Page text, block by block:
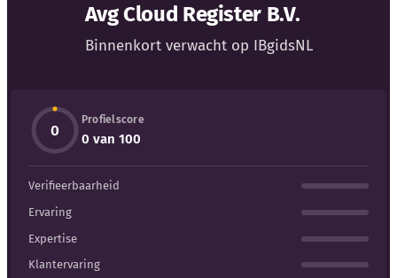
Externe bronnen
Woordenboek
Auteurs
Avg Cloud Register B.V.
Binnenkort verwacht op IBgidsNL
0
Profielscore
0 van 100
Verifieerbaarheid
Ervaring
Expertise
Klantervaring